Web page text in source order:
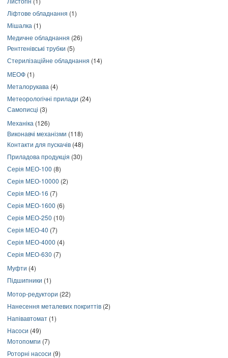
Ліфтове обладнання (1)
Мішалка (1)
Медичне обладнання (26)
Рентгенівські трубки (5)
Стерилізаційне обладнання (14)
МЕОФ (1)
Металорукава (4)
Метеорологічні прилади (24)
Самописці (3)
Механіка (126)
Виконавчі механізми (118)
Контакти для пускачів (48)
Приладова продукція (30)
Серія МЕО-100 (8)
Серія МЕО-10000 (2)
Серія МЕО-16 (7)
Серія МЕО-1600 (6)
Серія МЕО-250 (10)
Серія МЕО-40 (7)
Серія МЕО-4000 (4)
Серія МЕО-630 (7)
Муфти (4)
Підшипники (1)
Мотор-редуктори (22)
Нанесення металевих покриттів (2)
Напівавтомат (1)
Насоси (49)
Мотопомпи (7)
Роторні насоси (9)